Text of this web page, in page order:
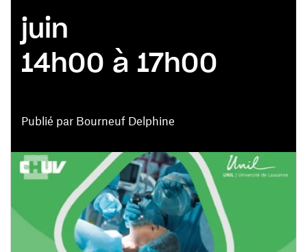
Publié par Bourneuf Delphine
juin
14h00 à 17h00